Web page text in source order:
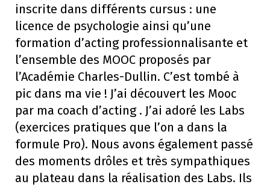
inscrite dans différents cursus : une
licence de psychologie ainsi qu’une
formation d’acting professionnalisante et
l’ensemble des MOOC proposés par
l’Académie Charles-Dullin. C’est tombé à
pic dans ma vie ! J’ai découvert les Mooc
par ma coach d’acting . J’ai adoré les Labs
(exercices pratiques que l’on a dans la
formule Pro). Nous avons également passé
des moments drôles et très sympathiques
au plateau dans la réalisation des Labs. Ils